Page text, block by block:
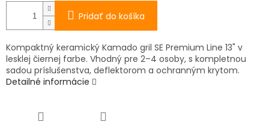
Pridať do košíka
Kompaktný keramický Kamado gril SE Premium Line 13" v
lesklej čiernej farbe. Vhodný pre 2–4 osoby, s kompletnou
sadou príslušenstva, deflektorom a ochranným krytom.
Detailné informácie